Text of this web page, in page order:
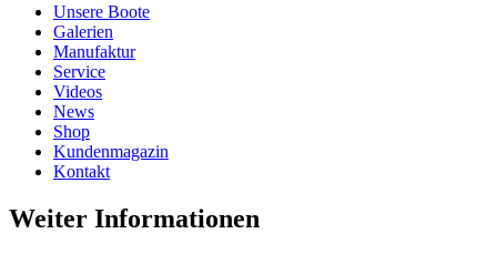
Unsere Boote
Galerien
Manufaktur
Service
Videos
News
Shop
Kundenmagazin
Kontakt
Weiter Informationen